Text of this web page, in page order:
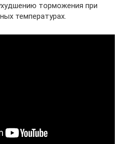
торможения при
температурах.